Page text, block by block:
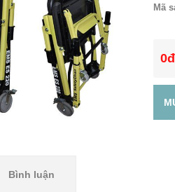
Mã
0đ
Bình luận